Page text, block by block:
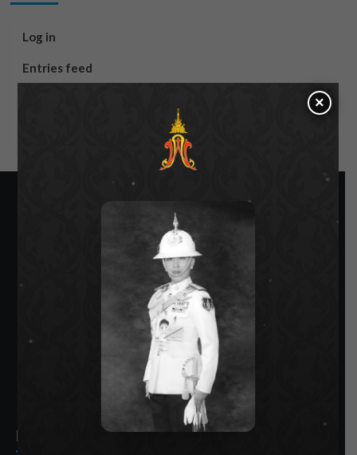
Log in
Entries feed
SIAMRATH VARIETY
THE BEST ENTERTAINMENT
Recent Posts
×